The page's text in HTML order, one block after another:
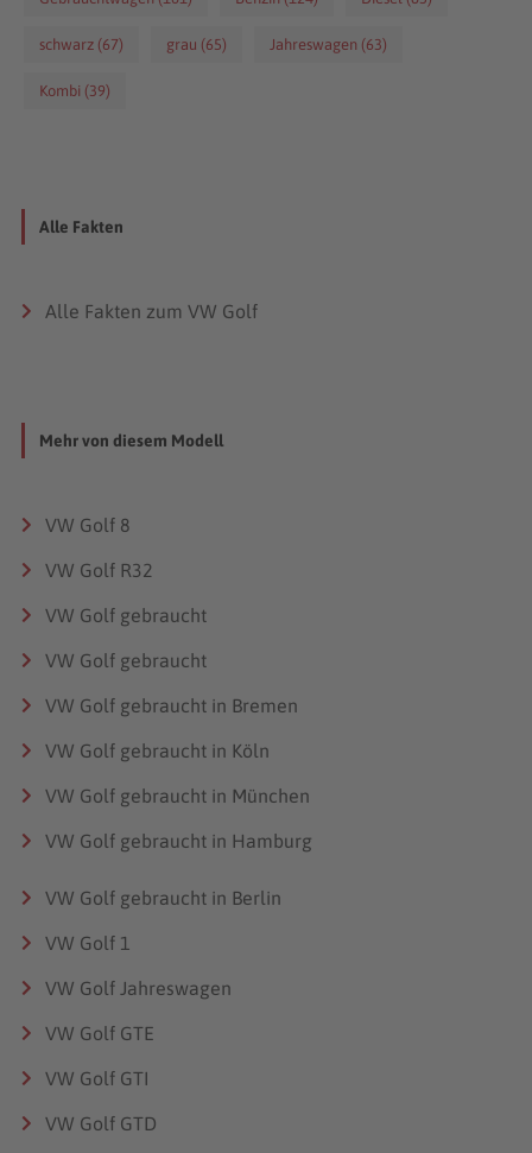
schwarz (67) grau (65) Jahreswagen (63)
Kombi (39)
Alle Fakten
Alle Fakten zum VW Golf
Mehr von diesem Modell
VW Golf 8
VW Golf R32
VW Golf gebraucht
VW Golf gebraucht
VW Golf gebraucht in Bremen
VW Golf gebraucht in Köln
VW Golf gebraucht in München
VW Golf gebraucht in Hamburg
VW Golf gebraucht in Berlin
VW Golf 1
VW Golf Jahreswagen
VW Golf GTE
VW Golf GTI
VW Golf GTD